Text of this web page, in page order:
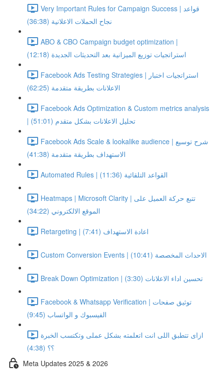
Very Important Rules for Campaign Success | قواعد
نجاح الحملات الاعلانية (36:38)
ABO & CBO Campaign budget optimization |
استراتجيات توزيع الميزانية بعد التحديثات الجديدة (12:18)
Facebook Ads Testing Strategies | استراتجيات اختبار
الاعلانات بطريقة متقدمة (62:25)
Facebook Ads Optimization & Custom metrics analysis
| تحليل الاعلانات بشكل متقدم (51:01)
Facebook Ads Scale & lookalike audience | شرح توسيع
الاستهداف بطريقة متقدمة (41:38)
Automated Rules | القواعد التلقائية (11:36)
Heatmaps | Microsoft Clarity | تتبع حركة العميل على
الموقع الالكتروني (34:22)
Retargeting | اعادة الاستهداف (7:41)
Custom Conversion Events | الاحداث المخصصة (10:41)
Break Down Optimization | تحسين اداء الاعلانات (3:30)
Facebook & Whatsapp Verification | توثيق صفحات
الفيسبوك و الواتساب (9:45)
ازاى تتطبق اللى انت اتعلمته بشكل عملى وتكتسب الخبرة
؟؟ (4:38)
Meta Updates 2025 & 2026